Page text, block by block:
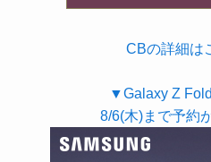
CBの詳細は
▼Galaxy Z
8/6(木)まで予約